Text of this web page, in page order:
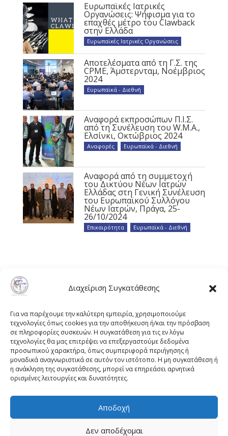
Διαχείριση Συγκατάθεσης
Για να παρέχουμε την καλύτερη εμπειρία, χρησιμοποιούμε
τεχνολογίες όπως cookies για την αποθήκευση ή/και την πρόσβαση
σε πληροφορίες συσκευών. Η συγκατάθεση για τις εν λόγω
τεχνολογίες θα μας επιτρέψει να επεξεργαστούμε δεδομένα
προσωπικού χαρακτήρα, όπως συμπεριφορά περιήγησης ή
μοναδικά αναγνωριστικά σε αυτόν τον ιστότοπο. Η μη συγκατάθεση ή
η ανάκληση της συγκατάθεσης, μπορεί να επηρεάσει αρνητικά
ορισμένες λειτουργίες και δυνατότητες.
Αποδοχή
Δεν αποδέχομαι
Ευρωπαϊκές Ιατρικές
Οργανώσεις: Ψήφισμα για το
επαχθές μέτρο του Clawback
στην Ελλάδα
Ευρωπαϊκές Ιατρικές Οργανώσεις
Αποτελέσματα από τη Γ.Σ. της
CPME, Άμστερνταμ, Νοέμβριος
2024
Ευρωπαϊκά - Διεθνή
Αναφορά εκπροσώπων Π.Ι.Σ.
από τη Συνέλευση του W.M.A.,
Ελσίνκι, Οκτώβριος 2024
Αναφορές Ευρωπαϊκά - Διεθνή
Αναφορά από τη συμμετοχή
του Δικτύου Νέων Ιατρών
Ελλάδας στη Γενική Συνέλευση
του Ευρωπαϊκού Συλλόγου
Νέων Ιατρών, Πράγα, 25-
26/10/2024
Επικαιρότητα Ευρωπαϊκά - Διεθνή
Πλουτάρχου 3, 10675 Αθήνα
Email επικοινωνίας:pisinfo@pis.gr